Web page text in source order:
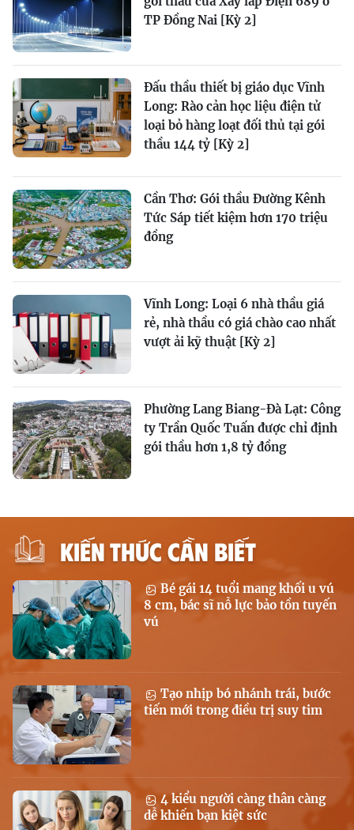
TP Đồng Nai [Kỳ 2]
Đấu thầu thiết bị giáo dục Vĩnh
Long: Rào cản học liệu điện tử
loại bỏ hàng loạt đối thủ tại gói
thầu 144 tỷ [Kỳ 2]
Cần Thơ: Gói thầu Đường Kênh
Tức Sáp tiết kiệm hơn 170 triệu
đồng
Vĩnh Long: Loại 6 nhà thầu giá
rẻ, nhà thầu có giá chào cao nhất
vượt ải kỹ thuật [Kỳ 2]
Phường Lang Biang-Đà Lạt: Công
ty Trần Quốc Tuấn được chỉ định
gói thầu hơn 1,8 tỷ đồng
KIẾN THỨC CẦN BIẾT
Bé gái 14 tuổi mang khối u vú
8 cm, bác sĩ nỗ lực bảo tồn tuyến
vú
Tạo nhịp bó nhánh trái, bước
tiến mới trong điều trị suy tim
4 kiểu người càng thân càng
dễ khiến bạn kiệt sức